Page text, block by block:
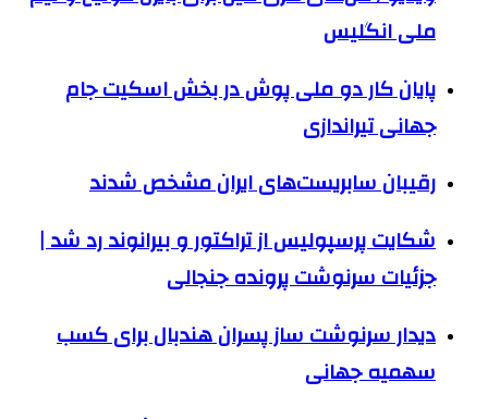
ملی انگلیس
پایان کار دو ملی پوش در بخش اسکیت جام
جهانی تیراندازی
رقیبان سابریست‌های ایران مشخص شدند
شکایت پرسپولیس از تراکتور و بیرانوند رد شد |
جزئیات سرنوشت پرونده جنجالی
دیدار سرنوشت ساز پسران هندبال برای کسب
سهمیه جهانی